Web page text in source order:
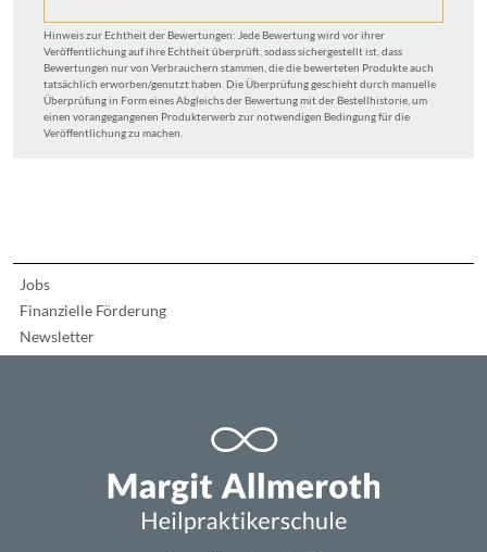
Hinweis zur Echtheit der Bewertungen: Jede Bewertung wird vor ihrer
Veröffentlichung auf ihre Echtheit überprüft, sodass sichergestellt ist, dass
Bewertungen nur von Verbrauchern stammen, die die bewerteten Produkte auch
tatsächlich erworben/genutzt haben. Die Überprüfung geschieht durch manuelle
Überprüfung in Form eines Abgleichs der Bewertung mit der Bestellhistorie, um
einen vorangegangenen Produkterwerb zur notwendigen Bedingung für die
Veröffentlichung zu machen.
Jobs
Finanzielle Förderung
Newsletter